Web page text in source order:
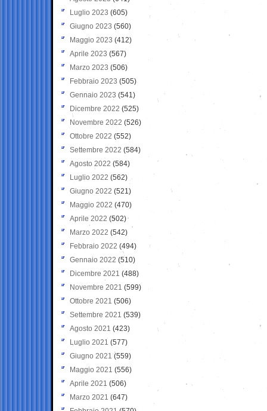
Luglio 2023 (605)
Giugno 2023 (560)
Maggio 2023 (412)
Aprile 2023 (567)
Marzo 2023 (506)
Febbraio 2023 (505)
Gennaio 2023 (541)
Dicembre 2022 (525)
Novembre 2022 (526)
Ottobre 2022 (552)
Settembre 2022 (584)
Agosto 2022 (584)
Luglio 2022 (562)
Giugno 2022 (521)
Maggio 2022 (470)
Aprile 2022 (502)
Marzo 2022 (542)
Febbraio 2022 (494)
Gennaio 2022 (510)
Dicembre 2021 (488)
Novembre 2021 (599)
Ottobre 2021 (506)
Settembre 2021 (539)
Agosto 2021 (423)
Luglio 2021 (577)
Giugno 2021(559)
Maggio 2021 (556)
Aprile 2021 (506)
Marzo 2021 (647)